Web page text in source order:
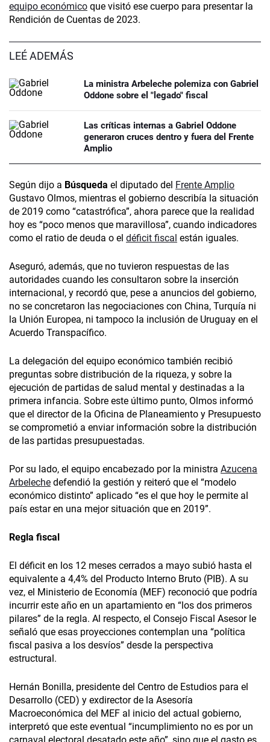
equipo económico que visitó ese cuerpo para presentar la
Rendición de Cuentas de 2023.
LEÉ ADEMÁS
La ministra Arbeleche polemiza con Gabriel
Oddone sobre el "legado" fiscal
Las críticas internas a Gabriel Oddone
generaron cruces dentro y fuera del Frente
Amplio
Según dijo a Búsqueda el diputado del Frente Amplio
Gustavo Olmos, mientras el gobierno describía la situación
de 2019 como “catastrófica”, ahora parece que la realidad
hoy es “poco menos que maravillosa”, cuando indicadores
como el ratio de deuda o el déficit fiscal están iguales.
Aseguró, además, que no tuvieron respuestas de las
autoridades cuando les consultaron sobre la inserción
internacional, y recordó que, pese a anuncios del gobierno,
no se concretaron las negociaciones con China, Turquía ni
la Unión Europea, ni tampoco la inclusión de Uruguay en el
Acuerdo Transpacífico.
La delegación del equipo económico también recibió
preguntas sobre distribución de la riqueza, y sobre la
ejecución de partidas de salud mental y destinadas a la
primera infancia. Sobre este último punto, Olmos informó
que el director de la Oficina de Planeamiento y Presupuesto
se comprometió a enviar información sobre la distribución
de las partidas presupuestadas.
Por su lado, el equipo encabezado por la ministra Azucena
Arbeleche defendió la gestión y reiteró que el “modelo
económico distinto” aplicado “es el que hoy le permite al
país estar en una mejor situación que en 2019”.
Regla fiscal
El déficit en los 12 meses cerrados a mayo subió hasta el
equivalente a 4,4% del Producto Interno Bruto (PIB). A su
vez, el Ministerio de Economía (MEF) reconoció que podría
incurrir este año en un apartamiento en “los dos primeros
pilares” de la regla. Al respecto, el Consejo Fiscal Asesor le
señaló que esas proyecciones contemplan una “política
fiscal pasiva a los desvíos” desde la perspectiva
estructural.
Hernán Bonilla, presidente del Centro de Estudios para el
Desarrollo (CED) y exdirector de la Asesoría
Macroeconómica del MEF al inicio del actual gobierno,
interpretó que este eventual “incumplimiento no es por un